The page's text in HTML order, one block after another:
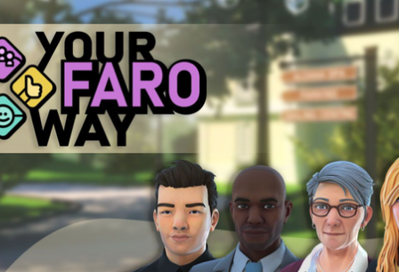
Scénariste jeu vidéo narratif • 12th May 2022